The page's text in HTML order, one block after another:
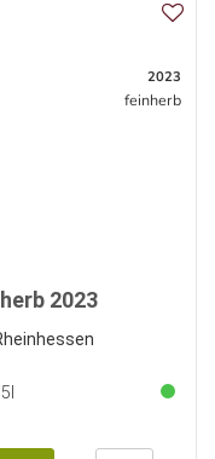
2023
feinherb
2023